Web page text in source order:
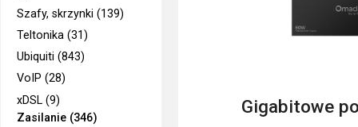
Szafy, skrzynki (139)
Teltonika (31)
Ubiquiti (843)
VoIP (28)
xDSL (9)
Zasilanie (346)
Gigabitowe